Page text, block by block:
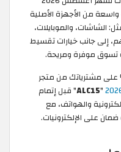
تشكيلة واسعة من الأجهزة الأصلية
الشاشات، والموبايلات،
إلى جانب خيارات تقسيط
تسوق موفرة ومريحة.
التمتع بخصم إضافي 10% على مشترياتك من متجر
"
ALC15" قبل إتمام
والهواتف، مع
على الإلكترونيات.